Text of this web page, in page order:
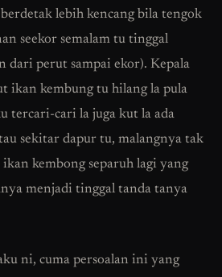
lebih kencang bila tengok
seekor semalam tu tinggal
dari perut sampai ekor). Kepala
ikan kembung tu hilang la pula
tercari-cari la juga kut la ada
sekitar dapur tu, malangnya tak
kembong separuh lagi yang
menjadi tinggal tanda tanya
ni, cuma persoalan ini yang